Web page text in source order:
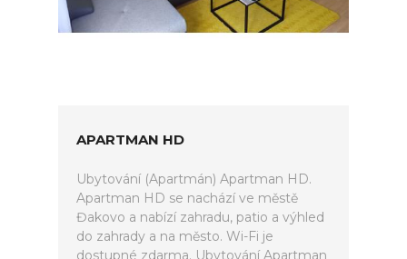
APARTMAN HD
Ubytování (Apartmán) Apartman HD.
Apartman HD se nachází ve městě
Đakovo a nabízí zahradu, patio a výhled
do zahrady a na město. Wi-Fi je
dostupné zdarma. Ubytování Apartman